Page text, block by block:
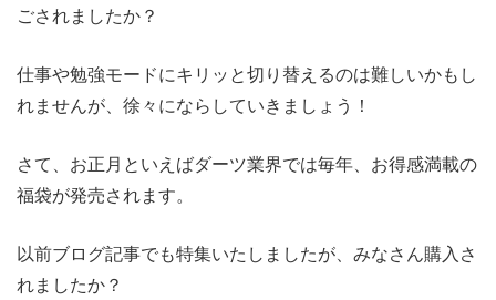
ごされましたか？
仕事や勉強モードにキリッと切り替えるのは難しいかもし
れませんが、徐々にならしていきましょう！
さて、お正月といえばダーツ業界では毎年、お得感満載の
福袋が発売されます。
以前ブログ記事でも特集いたしましたが、みなさん購入さ
れましたか？